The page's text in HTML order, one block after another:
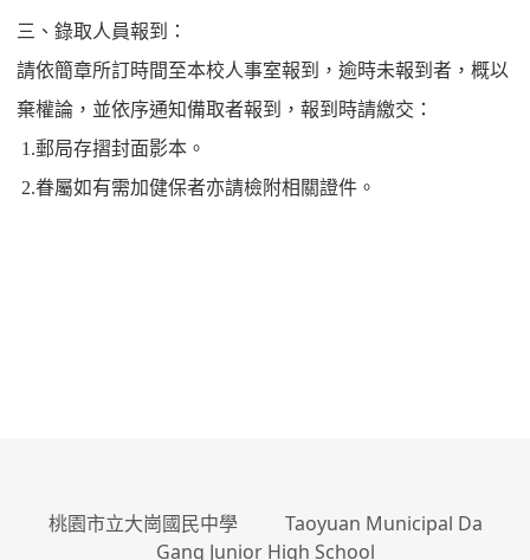
三、錄取人員報到：
請依簡章所訂時間至本校人事室報到，逾時未報到者，概以
棄權論，並依序通知備取者報到，報到時請繳交：
1.郵局存摺封面影本。
2.眷屬如有需加健保者亦請檢附相關證件。
桃園市立大崗國民中學 Taoyuan Municipal Da
Gang Junior High School